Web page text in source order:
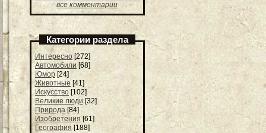
все комментарии
Категории раздела
Интересно [272]
Автомобили [68]
Юмор [24]
Животные [41]
Искусство [102]
Великие люди [32]
Природа [84]
Изобретения [61]
География [188]